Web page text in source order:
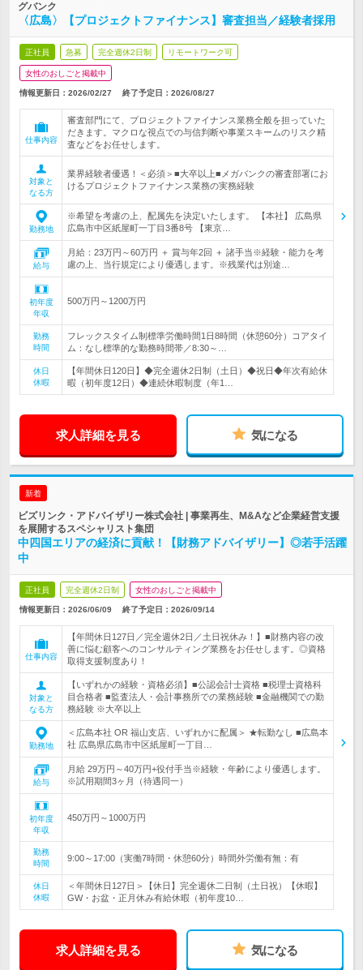
グバンク
〈広島〉【プロジェクトファイナンス】審査担当／経験者採用
正社員 急募 完全週休2日制 リモートワーク可
女性のおしごと掲載中
情報更新日：2026/02/27 終了予定日： 2026/08/27
仕事内容
審査部門にて、プロジェクトファイナンス業務全般を担っていた
だきます。マクロな視点での与信判断や事業スキームのリスク精
査などをお任せします。
対象と
なる方
業界経験者優遇！＜必須＞■大卒以上■メガバンクの審査部署にお
けるプロジェクトファイナンス業務の実務経験
勤務地
※希望を考慮の上、配属先を決定いたします。 【本社】 広島県
広島市中区紙屋町一丁目3番8号 【東京…
給与
月給：23万円～60万円 ＋ 賞与年2回 ＋ 諸手当※経験・能力を考
慮の上、当行規定により優遇します。※残業代は別途…
初年度
年収
500万円～1200万円
勤務
時間
フレックスタイム制標準労働時間1日8時間（休憩60分）コアタイ
ム：なし標準的な勤務時間帯／8:30～…
休日
休暇
【年間休日120日】◆完全週休2日制（土日）◆祝日◆年次有給休
暇（初年度12日）◆連続休暇制度（年1…
求人詳細を見る 気になる
新着
ビズリンク・アドバイザリー株式会社 | 事業再生、M&Aなど企業経営支援
を展開するスペシャリスト集団
中四国エリアの経済に貢献！【財務アドバイザリー】◎若手活躍
中
正社員 完全週休2日制 女性のおしごと掲載中
情報更新日：2026/06/09 終了予定日： 2026/09/14
仕事内容
【年間休日127日／完全週休2日／土日祝休み！】■財務内容の改
善に悩む顧客へのコンサルティング業務をお任せします。◎資格
取得支援制度あり！
対象と
なる方
【いずれかの経験・資格必須】■公認会計士資格 ■税理士資格科
目合格者 ■監査法人・会計事務所での業務経験 ■金融機関での勤
務経験 ※大卒以上
勤務地
＜広島本社 OR 福山支店、いずれかに配属＞ ★転勤なし ■広島本
社 広島県広島市中区紙屋町一丁目…
給与
月給 29万円～40万円+役付手当※経験・年齢により優遇します。
※試用期間3ヶ月（待遇同一）
初年度
年収
450万円～1000万円
勤務
時間
9:00～17:00（実働7時間・休憩60分）時間外労働有無：有
休日
休暇
＜年間休日127日＞【休日】完全週休二日制（土日祝）【休暇】
GW・お盆・正月休み有給休暇（初年度10…
求人詳細を見る 気になる